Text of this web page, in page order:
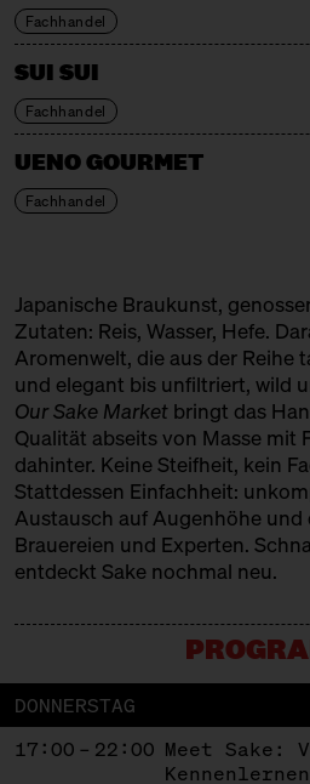
Fachhandel
SUI SUI
Fachhandel
UENO GOURMET
Fachhandel
Japanische Braukunst,
Zutaten: Reis, Wasser, Hefe.
Aromenwelt, die aus der Reihe
und elegant bis unfiltriert, wild
Our Sake Market bringt das
Qualität abseits von Masse mit
dahinter. Keine Steifheit, kein
Stattdessen Einfachheit:
Austausch auf Augenhöhe und
Brauereien und Experten.
entdeckt Sake nochmal neu.
DONNERSTAG
17:00 – 22:00 Meet Sake:
Kennenlernen